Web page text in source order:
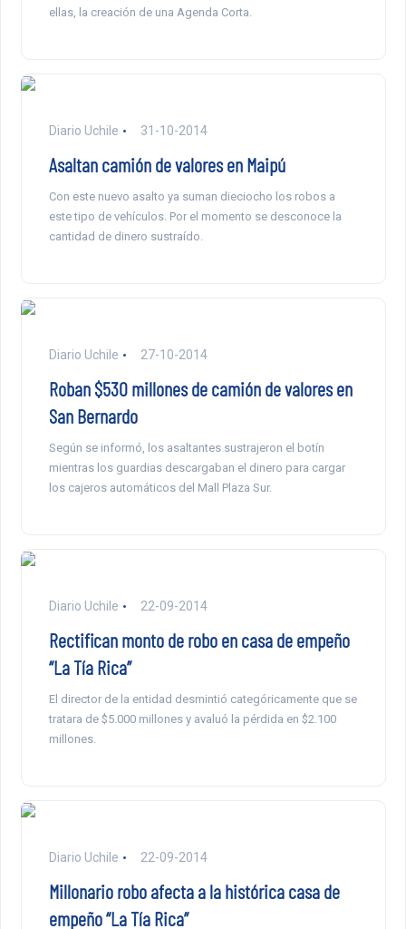
ellas, la creación de una Agenda Corta.
Diario Uchile 31-10-2014
Asaltan camión de valores en Maipú
Con este nuevo asalto ya suman dieciocho los robos a
este tipo de vehículos. Por el momento se desconoce la
cantidad de dinero sustraído.
Diario Uchile 27-10-2014
Roban $530 millones de camión de valores en
San Bernardo
Según se informó, los asaltantes sustrajeron el botín
mientras los guardias descargaban el dinero para cargar
los cajeros automáticos del Mall Plaza Sur.
Diario Uchile 22-09-2014
Rectifican monto de robo en casa de empeño
“La Tía Rica”
El director de la entidad desmintió categóricamente que se
tratara de $5.000 millones y avaluó la pérdida en $2.100
millones.
Diario Uchile 22-09-2014
Millonario robo afecta a la histórica casa de
empeño “La Tía Rica”